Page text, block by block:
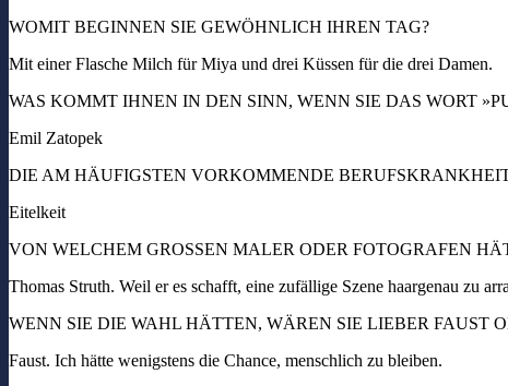
WOMIT BEGINNEN SIE GEWÖHNLICH IHREN TAG?
Mit einer Flasche Milch für Miya und drei Küssen für die drei Damen.
WAS KOMMT IHNEN IN DEN SINN, WENN SIE DAS WORT
Emil Zatopek
DIE AM HÄUFIGSTEN VORKOMMENDE
Eitelkeit
VON WELCHEM GROSSEN MALER ODER FOTOGRAFEN
Thomas Struth. Weil er es schafft, eine zufällige Szene haargenau zu
WENN SIE DIE WAHL HÄTTEN, WÄREN SIE LIEBER FAUST
Faust. Ich hätte wenigstens die Chance, menschlich zu bleiben.